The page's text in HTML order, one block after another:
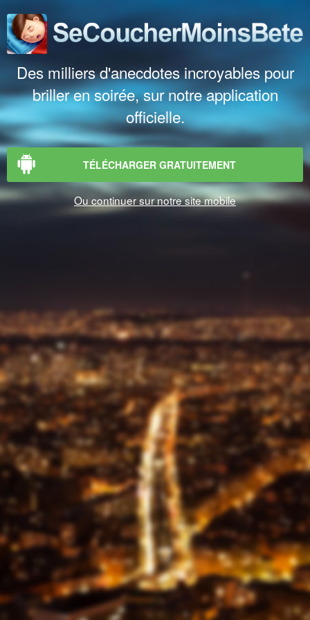
Des milliers d'anecdotes incroyables pour
briller en soirée, sur notre application
officielle.
TÉLÉCHARGER GRATUITEMENT
Ou continuer sur notre site mobile